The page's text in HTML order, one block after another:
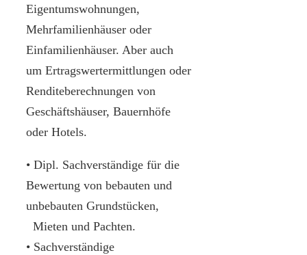
Eigentumswohnungen,
Mehrfamilienhäuser oder
Einfamilienhäuser. Aber auch
um Ertragswertermittlungen oder
Renditeberechnungen von
Geschäftshäuser, Bauernhöfe
oder Hotels.
• Dipl. Sachverständige für die
Bewertung von bebauten und
unbebauten Grundstücken,
Mieten und Pachten.
• Sachverständige